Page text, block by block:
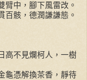
臂中，腳下風雷改。
百骸，德潤謙謙態。
高不見爛柯人，一樹
龜憑解換茶香，靜待